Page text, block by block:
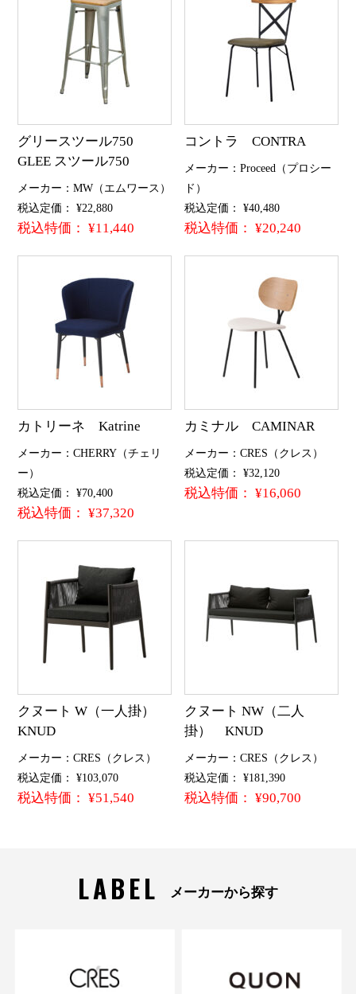
グリースツール750
GLEE スツール750
メーカー：MW（エムワース）
税込定価： ¥22,880
税込特価： ¥11,440
コントラ CONTRA
メーカー：Proceed（プロシー
ド）
税込定価： ¥40,480
税込特価： ¥20,240
カトリーネ Katrine
メーカー：CHERRY（チェリ
ー）
税込定価： ¥70,400
税込特価： ¥37,320
カミナル CAMINAR
メーカー：CRES（クレス）
税込定価： ¥32,120
税込特価： ¥16,060
クヌート W（一人掛）
KNUD
メーカー：CRES（クレス）
税込定価： ¥103,070
税込特価： ¥51,540
クヌート NW（二人
掛） KNUD
メーカー：CRES（クレス）
税込定価： ¥181,390
税込特価： ¥90,700
LABEL メーカーから探す